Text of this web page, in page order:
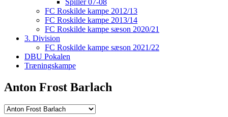
FC Roskilde kampe 2012/13
FC Roskilde kampe 2013/14
FC Roskilde kampe sæson 2020/21
3. Division
FC Roskilde kampe sæson 2021/22
DBU Pokalen
Træningskampe
Anton Frost Barlach